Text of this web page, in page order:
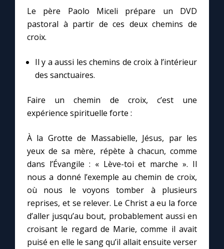
Me consacrer à Jésus par Marie
Mes intentions de prière
Une Minute avec Marie
1000 Raisons de Croire
Chapelet pour le monde
Contact
Faire un don
Le père Paolo Miceli prépare un DVD
pastoral à partir de ces deux chemins de
croix.
Il y a aussi les chemins de croix à l’intérieur
des sanctuaires.
Faire un chemin de croix, c’est une
expérience spirituelle forte :
À la Grotte de Massabielle, Jésus, par les
yeux de sa mère, répète à chacun, comme
dans l’Évangile : « Lève-toi et marche ». Il
nous a donné l’exemple au chemin de croix,
où nous le voyons tomber à plusieurs
reprises, et se relever. Le Christ a eu la force
d’aller jusqu’au bout, probablement aussi en
croisant le regard de Marie, comme il avait
puisé en elle le sang qu’il allait ensuite verser